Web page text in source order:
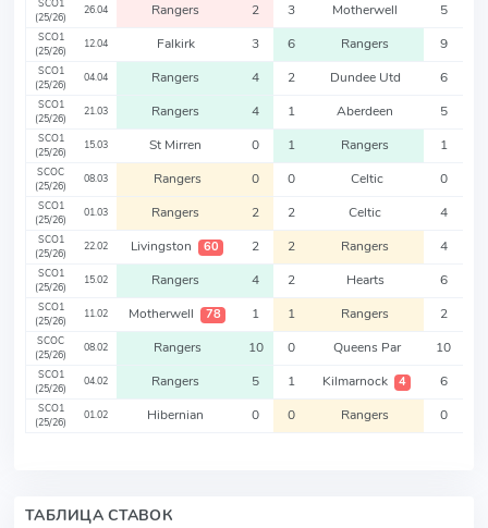
SCO1
(25/26)
26.04 Rangers 2 3 Motherwell 5
SCO1
(25/26)
12.04 Falkirk 3 6 Rangers 9
SCO1
(25/26)
04.04 Rangers 4 2 Dundee Utd 6
SCO1
(25/26)
21.03 Rangers 4 1 Aberdeen 5
SCO1
(25/26)
15.03 St Mirren 0 1 Rangers 1
SCOC
(25/26)
08.03 Rangers 0 0 Celtic 0
SCO1
(25/26)
01.03 Rangers 2 2 Celtic 4
SCO1
(25/26)
22.02 Livingston 60 2 2 Rangers 4
SCO1
(25/26)
15.02 Rangers 4 2 Hearts 6
SCO1
(25/26)
11.02 Motherwell 78 1 1 Rangers 2
SCOC
(25/26)
08.02 Rangers 10 0 Queens Par 10
SCO1
(25/26)
04.02 Rangers 5 1 Kilmarnock 4 6
SCO1
(25/26)
01.02 Hibernian 0 0 Rangers 0
ТАБЛИЦА СТАВОК